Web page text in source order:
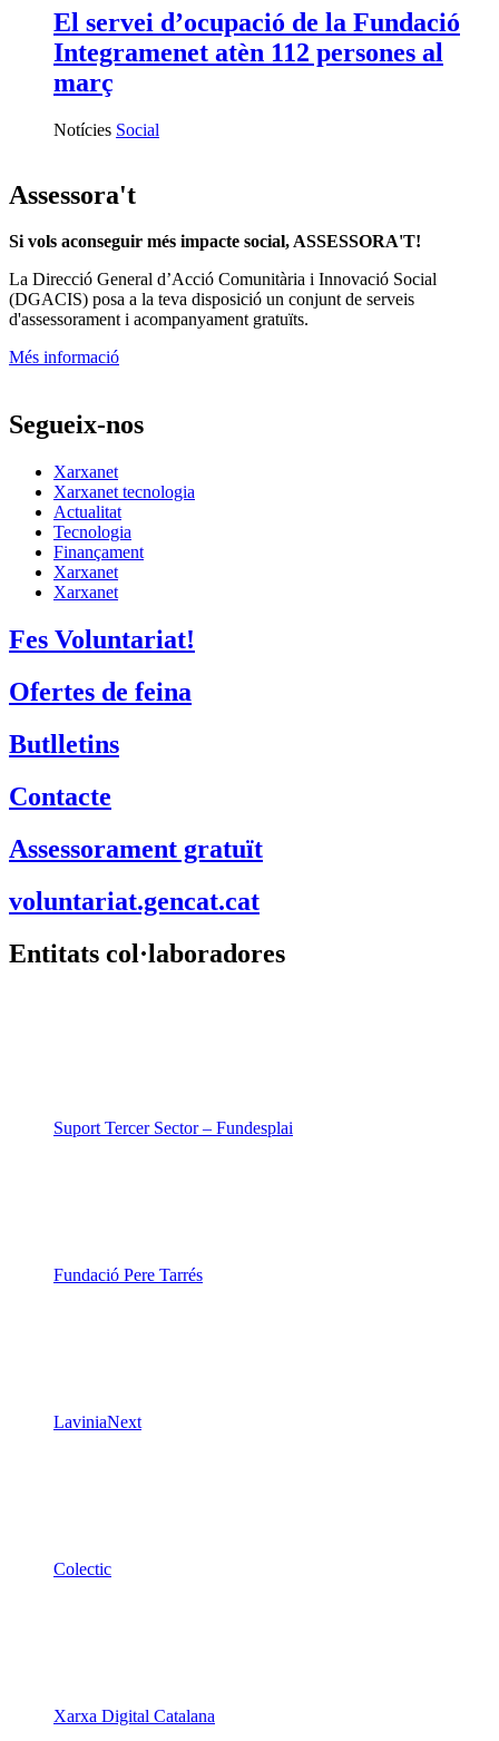
El servei d’ocupació de la Fundació
Integramenet atèn 112 persones al
març
Notícies Social
Assessora't
Si vols aconseguir més impacte social, ASSESSORA'T!
La Direcció General d’Acció Comunitària i Innovació Social
(DGACIS) posa a la teva disposició un conjunt de serveis
d'assessorament i acompanyament gratuïts.
Més informació
Segueix-nos
Xarxanet
Xarxanet tecnologia
Actualitat
Tecnologia
Finançament
Xarxanet
Xarxanet
Fes Voluntariat!
Ofertes de feina
Butlletins
Contacte
Assessorament gratuït
voluntariat.gencat.cat
Entitats col·laboradores
Suport Tercer Sector – Fundesplai
Fundació Pere Tarrés
LaviniaNext
Colectic
Xarxa Digital Catalana